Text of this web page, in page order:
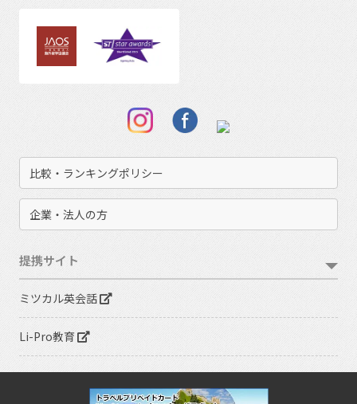
比較・ランキングポリシー
企業・法人の方
提携サイト
ミツカル英会話
Li-Pro教育